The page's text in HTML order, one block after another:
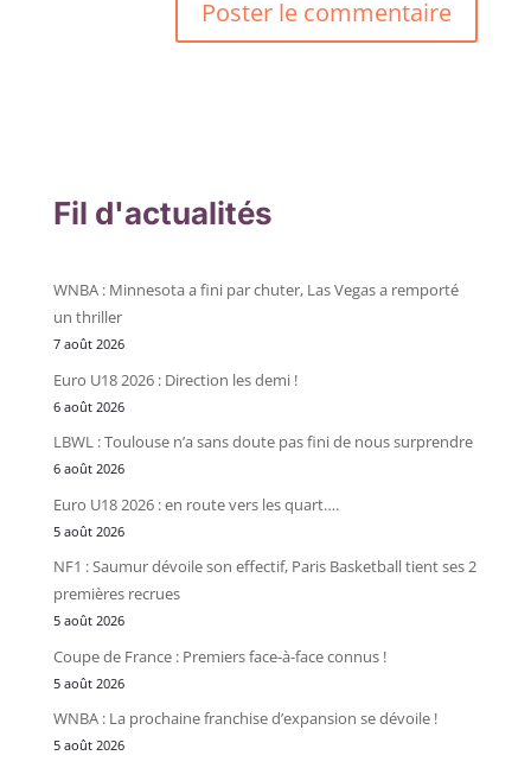
Fil d'actualités
WNBA : Minnesota a fini par chuter, Las Vegas a remporté
un thriller
7 août 2026
Euro U18 2026 : Direction les demi !
6 août 2026
LBWL : Toulouse n’a sans doute pas fini de nous surprendre
6 août 2026
Euro U18 2026 : en route vers les quart….
5 août 2026
NF1 : Saumur dévoile son effectif, Paris Basketball tient ses 2
premières recrues
5 août 2026
Coupe de France : Premiers face-à-face connus !
5 août 2026
WNBA : La prochaine franchise d’expansion se dévoile !
5 août 2026